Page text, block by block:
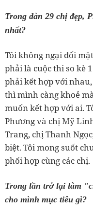
Trong dàn 29 chị đẹp,
nhất?
Tôi không ngại đối
phải là cuộc thi so kè
phải kết hợp với
thì mình càng khoẻ
muốn kết hợp với ai.
Phương và chị Mỹ
Trang, chị Thanh
biệt. Tôi mong suốt
phối hợp cùng các chị.
Trong lần trở lại làm
cho mình mục tiêu gì?